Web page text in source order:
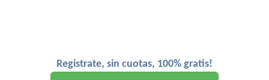
Registrate, sin cuotas, 100% gratis!